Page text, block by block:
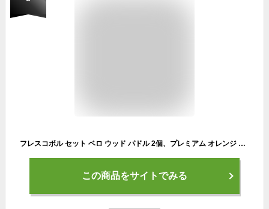
フレスコボル セット ベロ ウッド パドル 2個、プレミアム オレンジ パッド付きグリップ 2個、公式オレンジボール 2個、ビーチトートバッグ
この商品をサイトでみる